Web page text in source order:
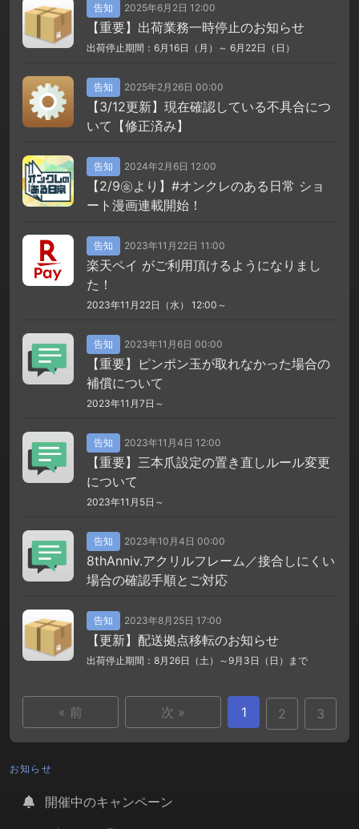
告知 2025年6月2日 12:00
【重要】出荷業務一時停止のお知らせ
出荷停止期間：6月16日（月）～ 6月22日（日）
告知 2025年2月26日 00:00
【3/12更新】現在確認している不具合につ
いて【修正済み】
告知 2024年2月6日 12:00
【2/9㊎より】#オンクレのある日常 ショ
ート漫画連載開始！
告知 2023年11月22日 11:00
楽天ペイ がご利用頂けるようになりまし
た！
2023年11月22日（水） 12:00～
告知 2023年11月6日 00:00
【重要】ピンポン玉が取れなかった場合の
補償について
2023年11月7日～
告知 2023年11月4日 12:00
【重要】三本爪設定の置き直しルール変更
について
2023年11月5日～
告知 2023年10月4日 00:00
8thAnniv.アクリルフレーム／接合しにくい
場合の確認手順とご対応
告知 2023年8月25日 17:00
【更新】配送拠点移転のお知らせ
出荷停止期間：8月26日（土）～9月3日（日）まで
« 前 次 » 1 2 3
お知らせ
開催中のキャンペーン